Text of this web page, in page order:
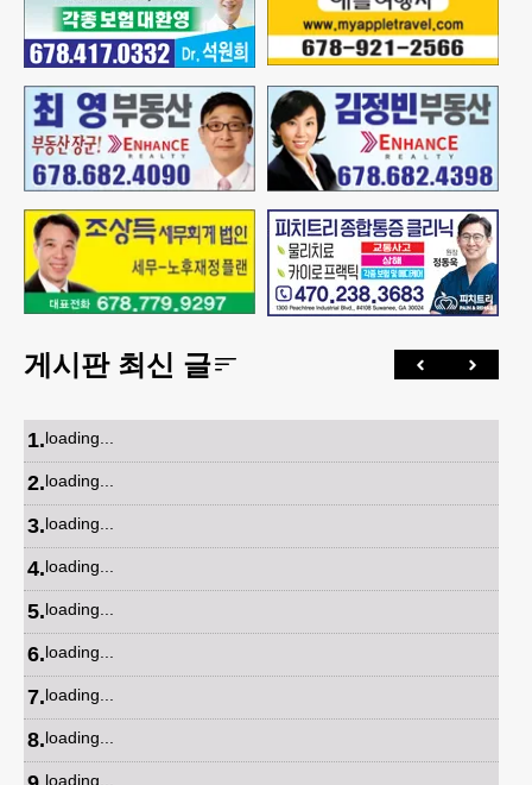
게시판 최신 글
1.loading...
2.loading...
3.loading...
4.loading...
5.loading...
6.loading...
7.loading...
8.loading...
loading...